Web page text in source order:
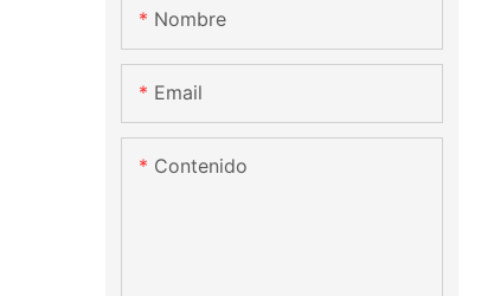
Nombre
Email
Contenido